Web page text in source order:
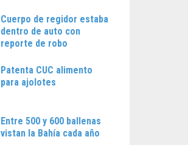
Cuerpo de regidor estaba
dentro de auto con
reporte de robo
Patenta CUC alimento
para ajolotes
Entre 500 y 600 ballenas
vistan la Bahía cada año